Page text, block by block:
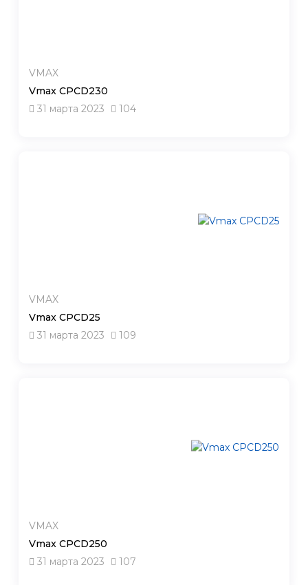
VMAX
Vmax CPCD230
31 марта 2023
104
VMAX
Vmax CPCD25
31 марта 2023
109
VMAX
Vmax CPCD250
31 марта 2023
107